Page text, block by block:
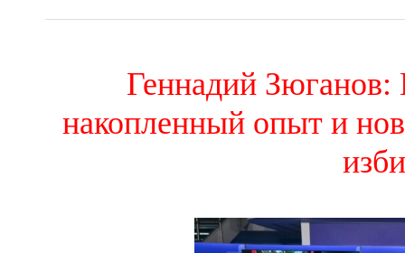
Геннадий
накопленный опыт и